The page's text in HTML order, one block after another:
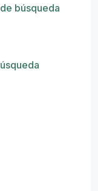
búsqueda